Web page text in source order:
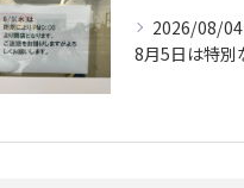
2026/08/04